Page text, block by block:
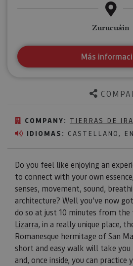
COMPANY: TIERRAS DE
IDIOMAS: CASTELLANO,
Do you feel like enjoying an
to connect with your own
senses, movement, sound,
architecture? Well you’ve now
do so at just 10 minutes from
Lizarra, in a really unique place,
Romanesque hermitage of San
short and easy walk will take
and, once inside, you can practice
Zurucuáin
Más